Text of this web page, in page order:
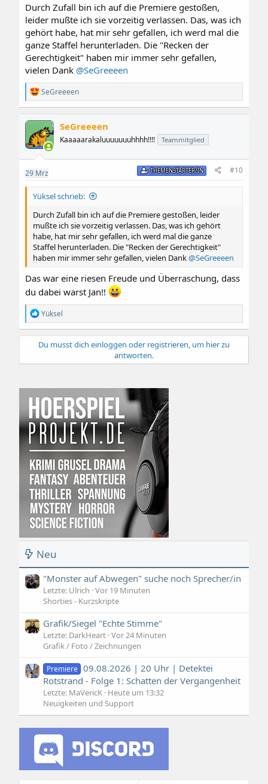
Durch Zufall bin ich auf die Premiere gestoßen,
leider mußte ich sie vorzeitig verlassen. Das, was ich
gehört habe, hat mir sehr gefallen, ich werd mal die
ganze Staffel herunterladen. Die "Recken der
Gerechtigkeit" haben mir immer sehr gefallen,
vielen Dank @SeGreeeen
R
e
a
k
t
i
o
n
n
SeGreeeen
SeGreeeen
Kaaaaarakaluuuuuuuhhhh!!!! Teammitglied
29 Mrz THEMENSTARTER/IN #10
Yüksel schrieb:
Durch Zufall bin ich auf die Premiere gestoßen, leider
mußte ich sie vorzeitig verlassen. Das, was ich gehört
habe, hat mir sehr gefallen, ich werd mal die ganze
Staffel herunterladen. Die "Recken der Gerechtigkeit"
haben mir immer sehr gefallen, vielen Dank@SeGreeeen
Das war eine riesen Freude und Überraschung, dass
du dabei warst Jan!!
R
e
a
k
t
e
n
Yüksel
Du musst dich einloggen oder registrieren, um hier zu
antworten.
Neu
"Monster auf Abwegen" suche noch Sprecher/in
Letzte: Ulrich Vor 19 Minuten
Shorties - Kurzskripte
Grafik/Siegel "Echte Stimme"
Letzte: DarkHeart Vor 24 Minuten
Grafik / Foto / Zeichnungen
Premiere 09.08.2026 | 20 Uhr | Detektei
Rotstrand - Folge 1: Schatten der Vergangenheit
Letzte: MaVericK Heute um 13:32
Neuigkeiten und Support